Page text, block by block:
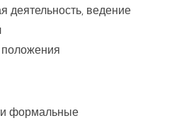
деятельность, ведение
формальные